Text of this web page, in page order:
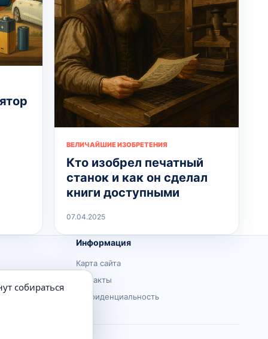
ВЕЛИЧАЙШИЕ ИЗОБРЕТЕНИЯ
Кто изобрел печатный
станок и как он сделал
книги доступными
07.04.2025
Информация
Карта сайта
Контакты
Конфиденциальность
собираться